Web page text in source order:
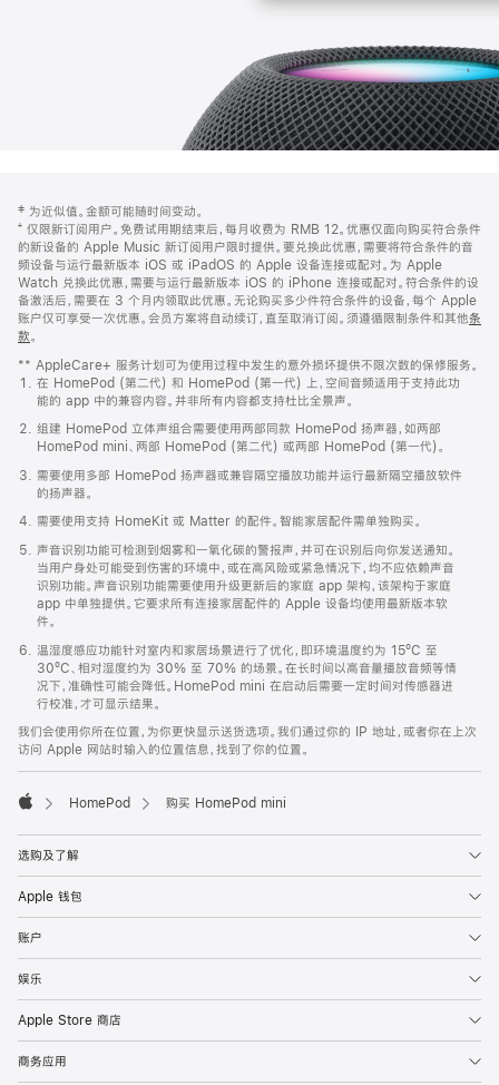
页
页
脚
注
‡ 为近似值。金额可能随时间变动。
⁺ 仅限新订阅用户。免费试用期结束后，每月收费为 RMB 12。优惠仅面向购买符合条件
的新设备的 Apple Music 新订阅用户限时提供。要兑换此优惠，需要将符合条件的音
频设备与运行最新版本 iOS 或 iPadOS 的 Apple 设备连接或配对。为 Apple
Watch 兑换此优惠，需要与运行最新版本 iOS 的 iPhone 连接或配对。符合条件的设
备激活后，需要在 3 个月内领取此优惠。无论购买多少件符合条件的设备，每个 Apple
账户仅可享受一次优惠。会员方案将自动续订，直至取消订阅。须遵循限制条件和其他条
款。
窗
口
中
打
开)
** AppleCare+ 服务计划可为使用过程中发生的意外损坏提供不限次数的保修服务。
在 HomePod (第二代) 和 HomePod (第一代) 上，空间音频适用于支持此功
能的 app 中的兼容内容。并非所有内容都支持杜比全景声。
组建 HomePod 立体声组合需要使用两部同款 HomePod 扬声器，如两部
HomePod mini、两部 HomePod (第二代) 或两部 HomePod (第一代)。
需要使用多部 HomePod 扬声器或兼容隔空播放功能并运行最新隔空播放软件
的扬声器。
需要使用支持 HomeKit 或 Matter 的配件。智能家居配件需单独购买。
声音识别功能可检测到烟雾和一氧化碳的警报声，并可在识别后向你发送通知。
当用户身处可能受到伤害的环境中，或在高风险或紧急情况下，均不应依赖声音
识别功能。声音识别功能需要使用升级更新后的家庭 app 架构，该架构于家庭
app 中单独提供。它要求所有连接家居配件的 Apple 设备均使用最新版本软
件。
温湿度感应功能针对室内和家居场景进行了优化，即环境温度约为 15ºC 至
30ºC、相对湿度约为 30% 至 70% 的场景。在长时间以高音量播放音频等情
况下，准确性可能会降低。HomePod mini 在启动后需要一定时间对传感器进
行校准，才可显示结果。
我们会使用你所在位置，为你更快显示送货选项。我们通过你的 IP 地址，或者你在上次
访问 Apple 网站时输入的位置信息，找到了你的位置。
HomePod 购买 HomePod mini
选购及了解
Apple 钱包
账户
娱乐
Apple Store 商店
商务应用